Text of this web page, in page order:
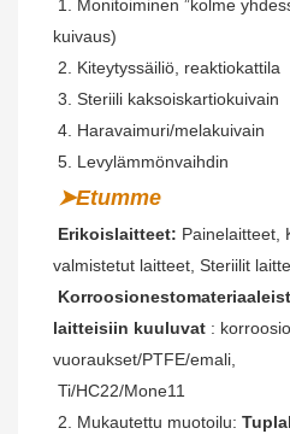
kuivaus)
2. Kiteytyssäiliö, reaktiokattila
3. Steriili kaksoiskartiokuivain
4. Haravaimuri/melakuivain
5. Levylämmönvaihdin
➤Etumme
Erikoislaitteet: Painelaitteet,
valmistetut laitteet, Steriilit
laitteisiin kuuluvat :
vuoraukset/PTFE/emali,
Ti/HC22/Mone11
2. Mukautettu muotoilu: